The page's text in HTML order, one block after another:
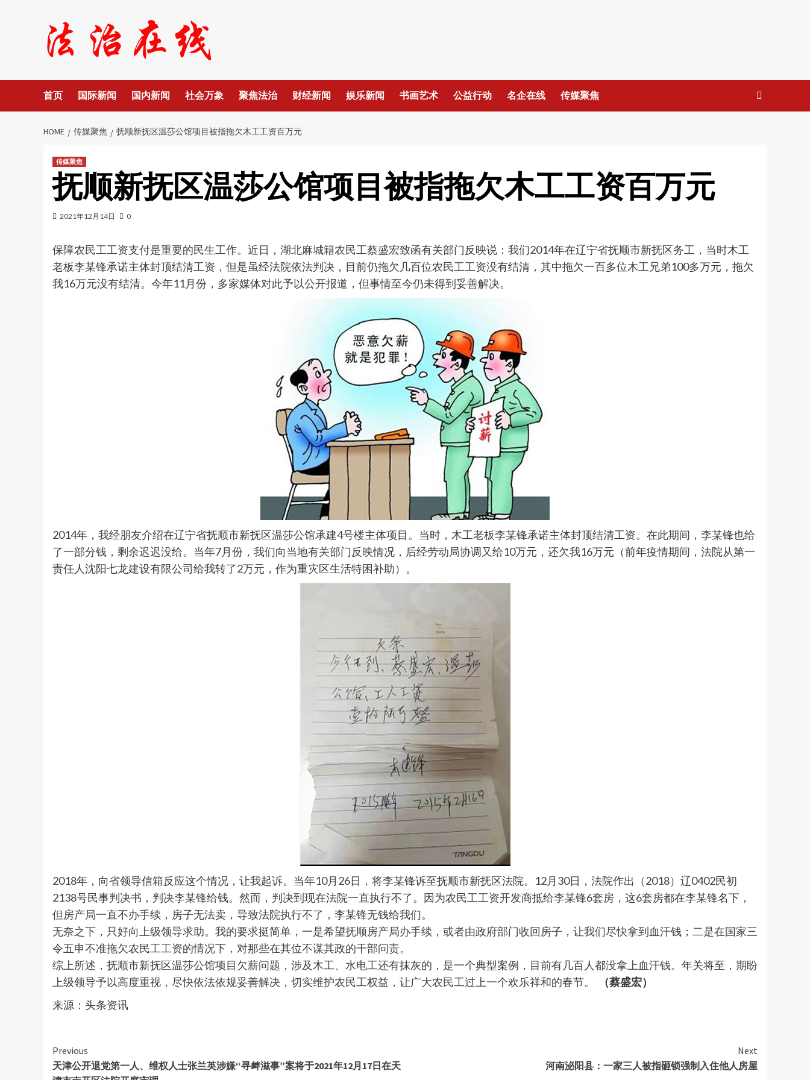
首页 国际新闻 国内新闻 社会万象 聚焦法治 财经新闻 娱乐新闻 书画艺术 公益行动 名企在线 传媒聚焦
HOME 传媒聚焦 抚顺新抚区温莎公馆项目被指拖欠木工工资百万元
传媒聚焦
抚顺新抚区温莎公馆项目被指拖欠木工工资百万元
2021年12月14日 0
保障农民工工资支付是重要的民生工作。近日，湖北麻城籍农民工蔡盛宏致函有关部门反映说：我们2014年在辽宁省抚顺市新抚区务工，当时木工
老板李某锋承诺主体封顶结清工资，但是虽经法院依法判决，目前仍拖欠几百位农民工工资没有结清，其中拖欠一百多位木工兄弟100多万元，拖欠
我16万元没有结清。今年11月份，多家媒体对此予以公开报道，但事情至今仍未得到妥善解决。
2014年，我经朋友介绍在辽宁省抚顺市新抚区温莎公馆承建4号楼主体项目。当时，木工老板李某锋承诺主体封顶结清工资。在此期间，李某锋也给
了一部分钱，剩余迟迟没给。当年7月份，我们向当地有关部门反映情况，后经劳动局协调又给10万元，还欠我16万元（前年疫情期间，法院从第一
责任人沈阳七龙建设有限公司给我转了2万元，作为重灾区生活特困补助）。
2018年，向省领导信箱反应这个情况，让我起诉。当年10月26日，将李某锋诉至抚顺市新抚区法院。12月30日，法院作出（2018）辽0402民初
2138号民事判决书，判决李某锋给钱。然而，判决到现在法院一直执行不了。因为农民工工资开发商抵给李某锋6套房，这6套房都在李某锋名下，
但房产局一直不办手续，房子无法卖，导致法院执行不了，李某锋无钱给我们。
无奈之下，只好向上级领导求助。我的要求挺简单，一是希望抚顺房产局办手续，或者由政府部门收回房子，让我们尽快拿到血汗钱；二是在国家三
令五申不准拖欠农民工工资的情况下，对那些在其位不谋其政的干部问责。
综上所述，抚顺市新抚区温莎公馆项目欠薪问题，涉及木工、水电工还有抹灰的，是一个典型案例，目前有几百人都没拿上血汗钱。年关将至，期盼
上级领导予以高度重视，尽快依法依规妥善解决，切实维护农民工权益，让广大农民工过上一个欢乐祥和的春节。
（蔡盛宏）
来源：头条资讯
Continue
Reading
Previous
天津公开退党第一人、维权人士张兰英涉嫌“寻衅滋事”案将于2021年12月17日在天
Next
河南泌阳县：一家三人被指砸锁强制入住他人房屋